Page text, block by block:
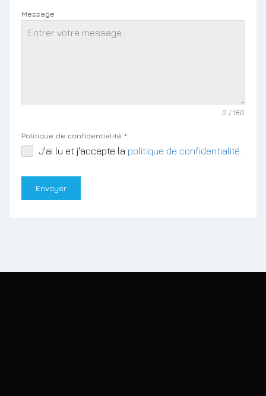
Message
0 / 180
Politique de confidentialité *
J'ai lu et j'accepte la politique de confidentialité.
Envoyer